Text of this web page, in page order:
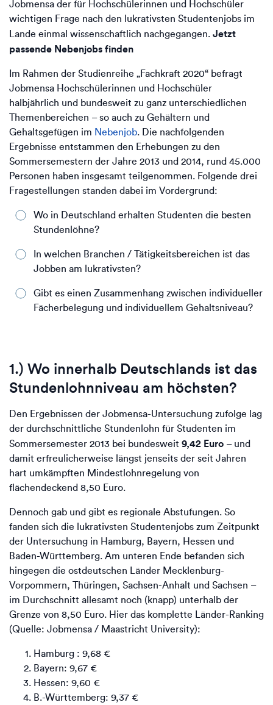
Jobmensa der für Hochschülerinnen und Hochschüler
wichtigen Frage nach den lukrativsten Studentenjobs im
Lande einmal wissenschaftlich nachgegangen. Jetzt
passende Nebenjobs finden
Im Rahmen der Studienreihe „Fachkraft 2020“ befragt
Jobmensa Hochschülerinnen und Hochschüler
halbjährlich und bundesweit zu ganz unterschiedlichen
Themenbereichen – so auch zu Gehältern und
Gehaltsgefügen im Nebenjob. Die nachfolgenden
Ergebnisse entstammen den Erhebungen zu den
Sommersemestern der Jahre 2013 und 2014, rund 45.000
Personen haben insgesamt teilgenommen. Folgende drei
Fragestellungen standen dabei im Vordergrund:
Wo in Deutschland erhalten Studenten die besten
Stundenlöhne?
In welchen Branchen / Tätigkeitsbereichen ist das
Jobben am lukrativsten?
Gibt es einen Zusammenhang zwischen individueller
Fächerbelegung und individuellem Gehaltsniveau?
1.) Wo innerhalb Deutschlands ist das
Stundenlohnniveau am höchsten?
Den Ergebnissen der Jobmensa-Untersuchung zufolge lag
der durchschnittliche Stundenlohn für Studenten im
Sommersemester 2013 bei bundesweit 9,42 Euro – und
damit erfreulicherweise längst jenseits der seit Jahren
hart umkämpften Mindestlohnregelung von
flächendeckend 8,50 Euro.
Dennoch gab und gibt es regionale Abstufungen. So
fanden sich die lukrativsten Studentenjobs zum Zeitpunkt
der Untersuchung in Hamburg, Bayern, Hessen und
Baden-Württemberg. Am unteren Ende befanden sich
hingegen die ostdeutschen Länder Mecklenburg-
Vorpommern, Thüringen, Sachsen-Anhalt und Sachsen –
im Durchschnitt allesamt noch (knapp) unterhalb der
Grenze von 8,50 Euro. Hier das komplette Länder-Ranking
(Quelle: Jobmensa / Maastricht University):
Hamburg : 9,68 €
Bayern: 9,67 €
Hessen: 9,60 €
B.-Württemberg: 9,37 €